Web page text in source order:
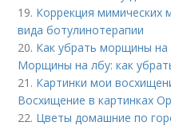
19. Коррекция мимических
вида ботулинотерапии
20. Как убрать морщины на
Морщины на лбу: как
21. Картинки мои
Восхищение в картинках
22. Цветы домашние по